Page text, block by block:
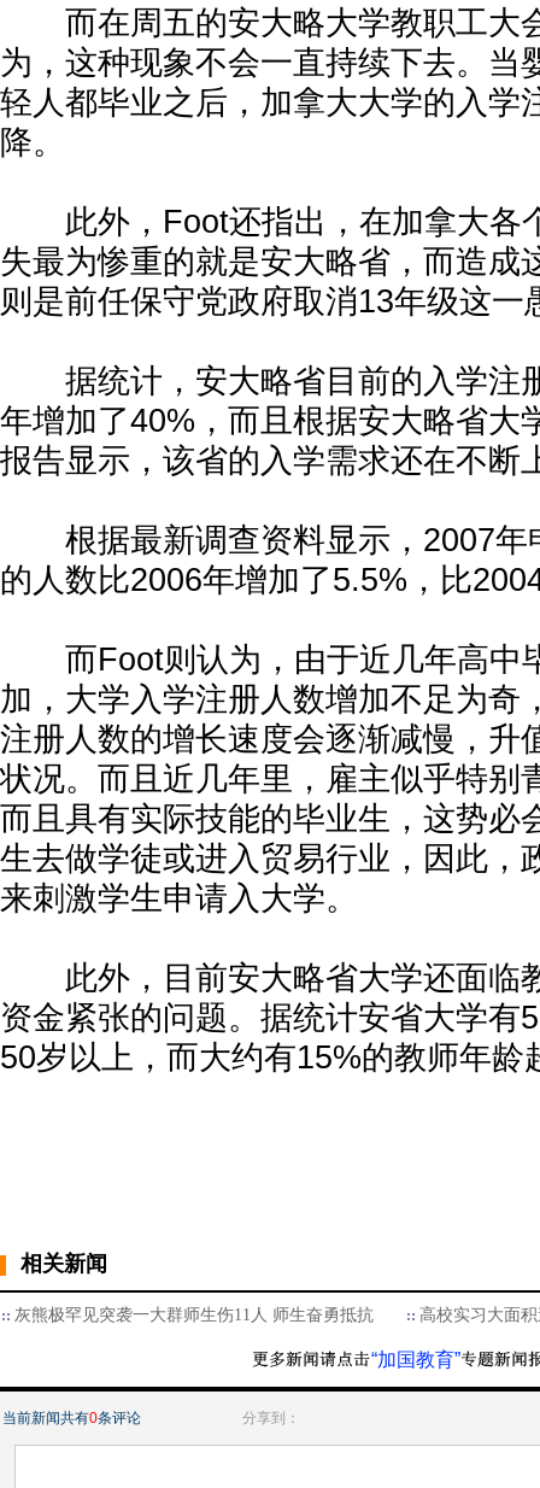
而在周五的安大略大学教职工大
为，这种现象不会一直持续下去。当
轻人都毕业之后，加拿大大学的入学
降。
此外，Foot还指出，在加拿大各
失最为惨重的就是安大略省，而造成
则是前任保守党政府取消13年级这一
据统计，安大略省目前的入学注
年增加了40%，而且根据安大略省大
报告显示，该省的入学需求还在不断
根据最新调查资料显示，2007年
的人数比2006年增加了5.5%，比
而Foot则认为，由于近几年高中
加，大学入学注册人数增加不足为奇
注册人数的增长速度会逐渐减慢，升
状况。而且近几年里，雇主似乎特别
而且具有实际技能的毕业生，这势必
生去做学徒或进入贸易行业，因此，
来刺激学生申请入大学。
此外，目前安大略省大学还面临
资金紧张的问题。据统计安省大学有
50岁以上，而大约有15%的教师年龄
相关新闻
灰熊极罕见突袭一大群师生伤11人 师生奋勇抵抗 高校实习大面
“加国教育”
当前新闻共有0条评论 分享到：